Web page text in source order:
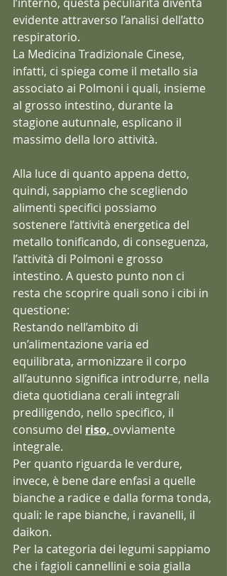
evidente attraverso l’analisi dell’atto
respiratorio.
La Medicina Tradizionale Cinese,
infatti, ci spiega come il metallo sia
associato ai Polmoni i quali, insieme
al grosso intestino, durante la
stagione autunnale, esplicano il
massimo della loro attività.
Alla luce di quanto appena detto,
quindi, sappiamo che scegliendo
alimenti specifici possiamo
sostenere l’attività energetica del
metallo tonificando, di conseguenza,
l’attività di Polmoni e grosso
intestino. A questo punto non ci
resta che scoprire quali sono i cibi in
questione:
Restando nell’ambito di
un’alimentazione varia ed
equilibrata, armonizzare il corpo
all’autunno significa introdurre, nella
dieta quotidiana cerali integrali
prediligendo, nello specifico, il
consumo del riso, ovviamente
integrale.
Per quanto riguarda le verdure,
invece, è bene dare enfasi a quelle
bianche a radice e dalla forma tonda,
quali: le rape bianche, i ravanelli, il
daikon.
Per la categoria dei legumi sappiamo
che i fagioli cannellini e soia gialla